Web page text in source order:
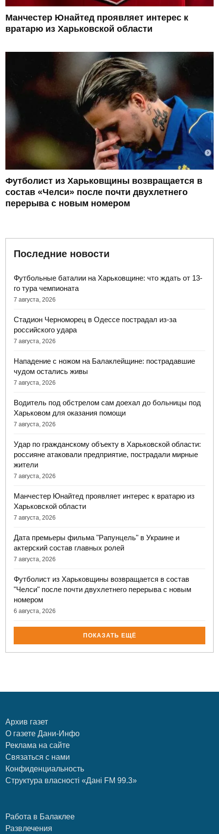
Манчестер Юнайтед проявляет интерес к
вратарю из Харьковской области
Футболист из Харьковщины возвращается в
состав «Челси» после почти двухлетнего
перерыва с новым номером
Последние новости
Футбольные баталии на Харьковщине: что ждать от 13-
го тура чемпионата
7 августа, 2026
Стадион Черноморец в Одессе пострадал из-за
российского удара
7 августа, 2026
Нападение с ножом на Балаклейщине: пострадавшие
чудом остались живы
7 августа, 2026
Водитель под обстрелом сам доехал до больницы под
Харьковом для оказания помощи
7 августа, 2026
Удар по гражданскому объекту в Харьковской области:
россияне атаковали предприятие, пострадали мирные
жители
7 августа, 2026
Манчестер Юнайтед проявляет интерес к вратарю из
Харьковской области
7 августа, 2026
Дата премьеры фильма "Рапунцель" в Украине и
актерский состав главных ролей
7 августа, 2026
Футболист из Харьковщины возвращается в состав
"Челси" после почти двухлетнего перерыва с новым
номером
6 августа, 2026
ПОКАЗАТЬ ЕЩЁ
Архив газет
О газете Дани-Инфо
Реклама на сайте
Связаться с нами
Конфиденциальность
Структура власності «Дані FM 99.3»
Работа в Балаклее
Развлечения